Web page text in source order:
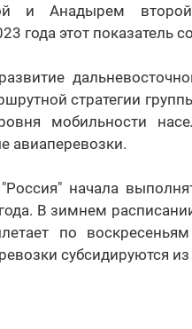
и Анадырем
года этот показатель
стратегии
мобильности
авиаперевозки.
начала
В зимнем
по
субсидируются